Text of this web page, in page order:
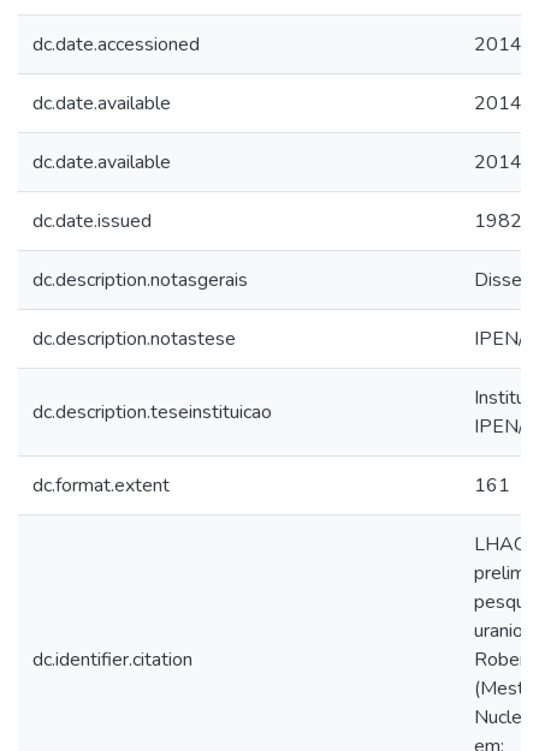
dc.date.accessioned 2014-
dc.date.available 2014-
dc.date.available 2014-
dc.date.issued 1982
dc.description.notasgerais
dc.description.notastese IPEN/D
dc.description.teseinstituicao
IPEN/
dc.format.extent 161
dc.identifier.citation
uranio